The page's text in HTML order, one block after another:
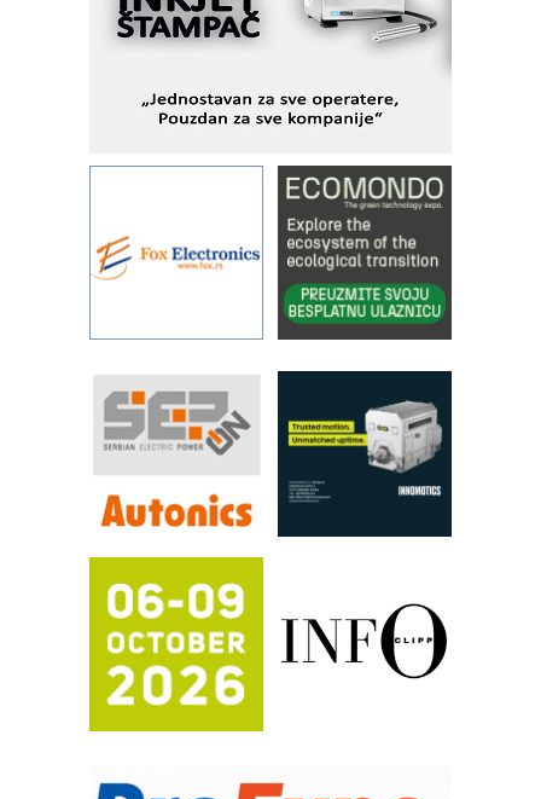
pionirskimmobile operator PANEL-OM
Fleksibilno stezanje i brzo
KIP KOP – napredna rešenja za
savremene industrijske i logističke
Alba d.o.o. – 35 godina preciznosti u
metrologiji i pametnim dozirnim
rešenjima
IBeRTIM - oprema za ispitivanje
STAUFF – Komponente koje
sistema
YAMADA pumpe – japanska
pouzdanost u transferu fluida
Filtration Group Industrial – Napredna
rešenja za filtraciju u hidrauličkim i
procesnim sistemima
FANUC: Najbolje za vašu pametnu
automatizaciju
Efikasno upravljanje energijom
Automatizacija pakovanja · Display
(Shelf-Ready) omotnice
Potpuna efikasnost bez složenih
Trajna oznaka kao dugoročna korist